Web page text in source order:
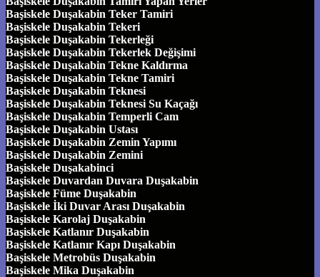
Başiskele Duşakabin Teker Tamiri
Başiskele Duşakabin Tekeri
Başiskele Duşakabin Tekerleği
Başiskele Duşakabin Tekerlek Değişimi
Başiskele Duşakabin Tekne Kaldırma
Başiskele Duşakabin Tekne Tamiri
Başiskele Duşakabin Teknesi
Başiskele Duşakabin Teknesi Su Kaçağı
Başiskele Duşakabin Temperli Cam
Başiskele Duşakabin Ustası
Başiskele Duşakabin Zemin Yapımı
Başiskele Duşakabin Zemini
Başiskele Duşakabinci
Başiskele Duvardan Duvara Duşakabin
Başiskele Füme Duşakabin
Başiskele İki Duvar Arası Duşakabin
Başiskele Karolaj Duşakabin
Başiskele Katlanır Duşakabin
Başiskele Katlanır Kapı Duşakabin
Başiskele Metrobüs Duşakabin
Başiskele Mika Duşakabin